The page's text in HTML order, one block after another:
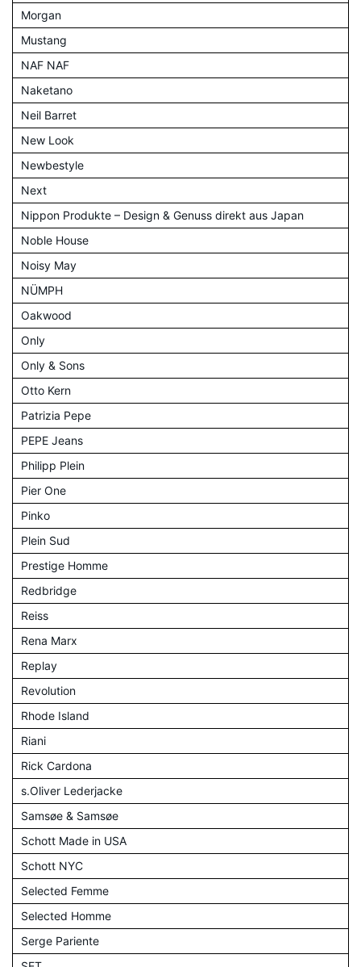
Morgan
Mustang
NAF NAF
Naketano
Neil Barret
New Look
Newbestyle
Next
Nippon Produkte – Design & Genuss direkt aus Japan
Noble House
Noisy May
NÜMPH
Oakwood
Only
Only & Sons
Otto Kern
Patrizia Pepe
PEPE Jeans
Philipp Plein
Pier One
Pinko
Plein Sud
Prestige Homme
Redbridge
Reiss
Rena Marx
Replay
Revolution
Rhode Island
Riani
Rick Cardona
s.Oliver Lederjacke
Samsøe & Samsøe
Schott Made in USA
Schott NYC
Selected Femme
Selected Homme
Serge Pariente